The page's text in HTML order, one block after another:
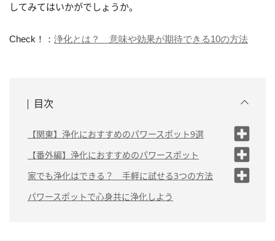
してみてはいかがでしょうか。
Check！： 浄化とは？ 意味や効果が期待できる10の方法
目次
【関東】浄化におすすめのパワースポット9選
（1）東京大神宮（東京
都）
（2）愛宕神社（東京都）
（3）品川神社（東京都）
【番外編】浄化におすすめのパワースポット
（1）瀧川神社（静岡
県）
（2）大瀬神社（静岡
家でも浄化はできる？ 手軽に試せる3つの方法
（1）神棚を作り自宅をパワースポット
にする
パワースポットで心身共に浄化しよう